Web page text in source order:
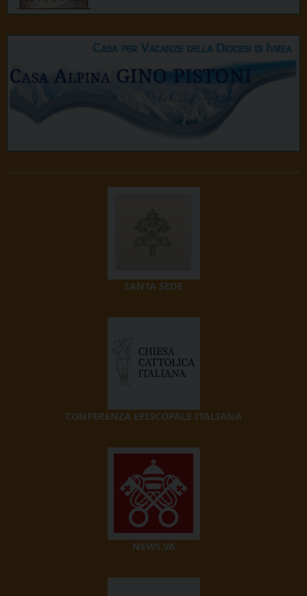
SANTA SEDE
CONFERENZA EPISCOPALE ITALIANA
NEWS.VA